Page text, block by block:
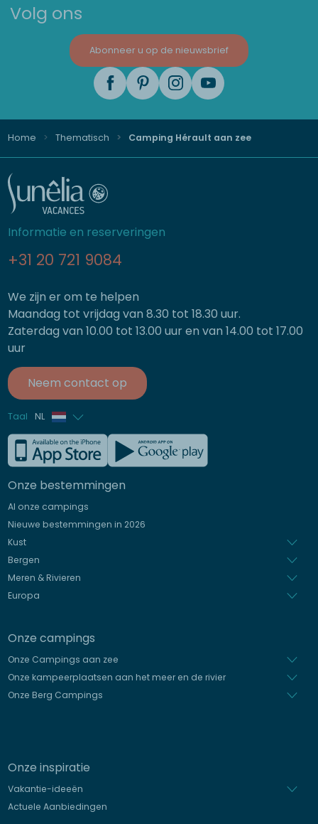
Volg ons
Abonneer u op de nieuwsbrief
Home Thematisch Camping Hérault aan zee
Informatie en reserveringen
+31 20 721 9084
We zijn er om te helpen
Maandag tot vrijdag van 8.30 tot 18.30 uur.
Zaterdag van 10.00 tot 13.00 uur en van 14.00 tot 17.00
uur
Neem contact op
Taal NL
Frans
Engels
Duits
Italiaans
Onze bestemmingen
Al onze campings
Nieuwe bestemmingen in 2026
Kust
Bergen
Meren & Rivieren
Europa
Onze campings
Onze Campings aan zee
Onze kampeerplaatsen aan het meer en de rivier
Onze Berg Campings
Onze inspiratie
Vakantie-ideeën
Actuele Aanbiedingen